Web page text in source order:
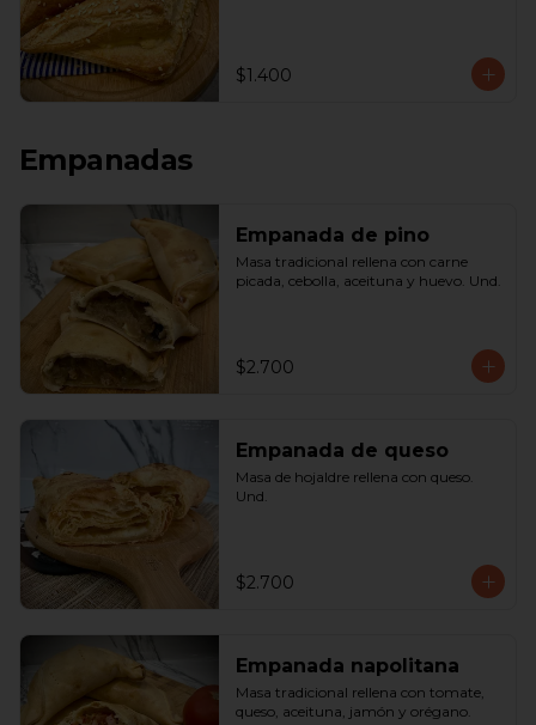
$1.400
Empanadas
Empanada de pino
Masa tradicional rellena con carne
picada, cebolla, aceituna y huevo. Und.
$2.700
Empanada de queso
Masa de hojaldre rellena con queso.
Und.
$2.700
Empanada napolitana
Masa tradicional rellena con tomate,
queso, aceituna, jamón y orégano.